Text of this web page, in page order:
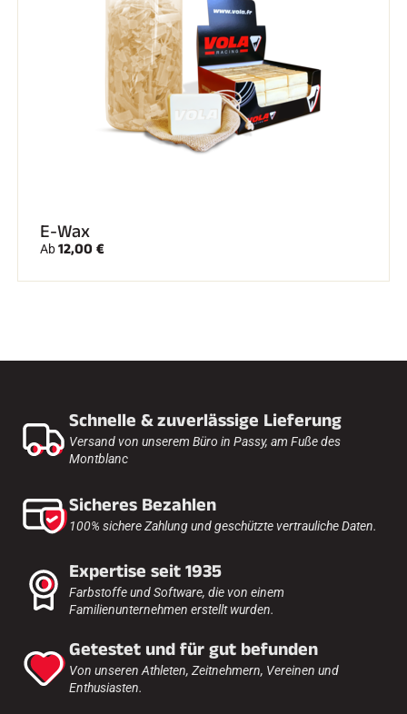
E-Wax
Ab12,00 €
Schnelle & zuverlässige Lieferung
Versand von unserem Büro in Passy, am Fuße des
Montblanc
Sicheres Bezahlen
100% sichere Zahlung und geschützte vertrauliche Daten.
Expertise seit 1935
Farbstoffe und Software, die von einem
Familienunternehmen erstellt wurden.
Getestet und für gut befunden
Von unseren Athleten, Zeitnehmern, Vereinen und
Enthusiasten.